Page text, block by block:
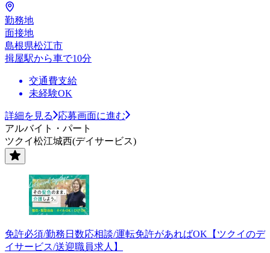
勤務地
面接地
島根県松江市
揖屋駅から車で10分
交通費支給
未経験OK
詳細を見る
応募画面に進む
アルバイト・パート
ツクイ松江城西(デイサービス)
免許必須/勤務日数応相談/運転免許があればOK【ツクイのデ
イサービス/送迎職員求人】